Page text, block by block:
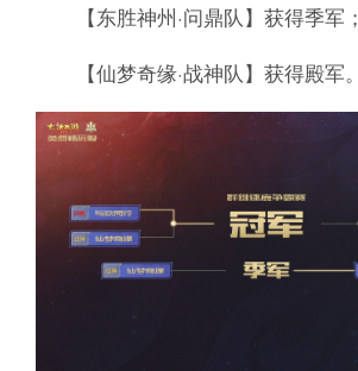
【东胜神州·问鼎队】获得季军；
【仙梦奇缘·战神队】获得殿军。